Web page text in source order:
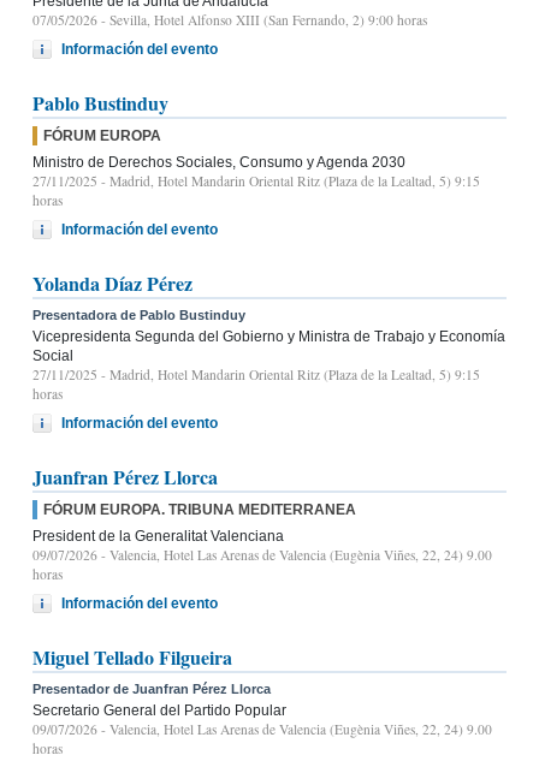
07/05/2026 - Sevilla, Hotel Alfonso XIII (San Fernando, 2) 9:00 horas
Información del evento
Pablo Bustinduy
FÓRUM EUROPA
Ministro de Derechos Sociales, Consumo y Agenda 2030
27/11/2025 - Madrid, Hotel Mandarin Oriental Ritz (Plaza de la Lealtad, 5) 9:15
horas
Información del evento
Yolanda Díaz Pérez
Presentadora de Pablo Bustinduy
Vicepresidenta Segunda del Gobierno y Ministra de Trabajo y Economía
Social
27/11/2025 - Madrid, Hotel Mandarin Oriental Ritz (Plaza de la Lealtad, 5) 9:15
horas
Información del evento
Juanfran Pérez Llorca
FÓRUM EUROPA. TRIBUNA MEDITERRANEA
President de la Generalitat Valenciana
09/07/2026 - Valencia, Hotel Las Arenas de Valencia (Eugènia Viñes, 22, 24) 9.00
horas
Información del evento
Miguel Tellado Filgueira
Presentador de Juanfran Pérez Llorca
Secretario General del Partido Popular
09/07/2026 - Valencia, Hotel Las Arenas de Valencia (Eugènia Viñes, 22, 24) 9.00
horas